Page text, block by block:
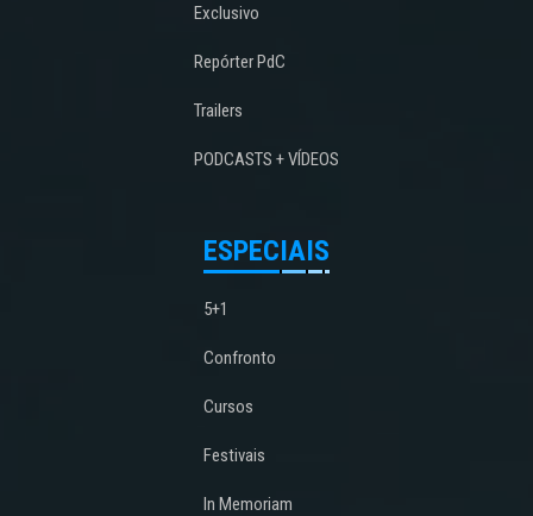
Exclusivo
Repórter PdC
Trailers
PODCASTS + VÍDEOS
ESPECIAIS
5+1
Confronto
Cursos
Festivais
In Memoriam